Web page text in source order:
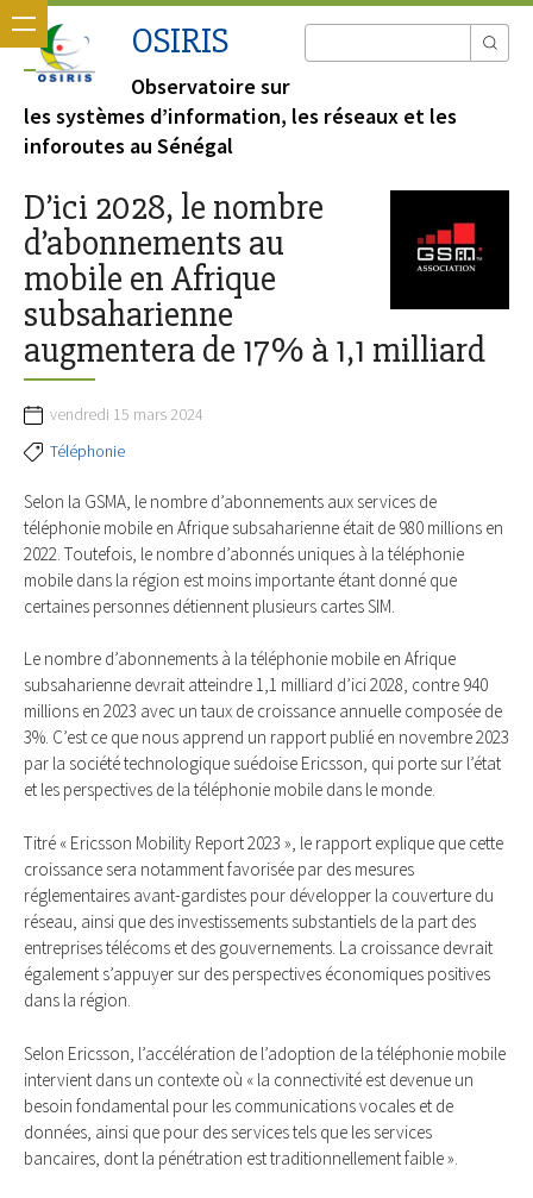
OSIRIS
Observatoire sur
les systèmes d’information, les réseaux et les
inforoutes au Sénégal
D’ici 2028, le nombre
d’abonnements au
mobile en Afrique
subsaharienne
augmentera de 17% à 1,1 milliard
vendredi 15 mars 2024
Téléphonie
Selon la GSMA, le nombre d’abonnements aux services de
téléphonie mobile en Afrique subsaharienne était de 980 millions en
2022. Toutefois, le nombre d’abonnés uniques à la téléphonie
mobile dans la région est moins importante étant donné que
certaines personnes détiennent plusieurs cartes SIM.
Le nombre d’abonnements à la téléphonie mobile en Afrique
subsaharienne devrait atteindre 1,1 milliard d’ici 2028, contre 940
millions en 2023 avec un taux de croissance annuelle composée de
3%. C’est ce que nous apprend un rapport publié en novembre 2023
par la société technologique suédoise Ericsson, qui porte sur l’état
et les perspectives de la téléphonie mobile dans le monde.
Titré « Ericsson Mobility Report 2023 », le rapport explique que cette
croissance sera notamment favorisée par des mesures
réglementaires avant-gardistes pour développer la couverture du
réseau, ainsi que des investissements substantiels de la part des
entreprises télécoms et des gouvernements. La croissance devrait
également s’appuyer sur des perspectives économiques positives
dans la région.
Selon Ericsson, l’accélération de l’adoption de la téléphonie mobile
intervient dans un contexte où « la connectivité est devenue un
besoin fondamental pour les communications vocales et de
données, ainsi que pour des services tels que les services
bancaires, dont la pénétration est traditionnellement faible ».